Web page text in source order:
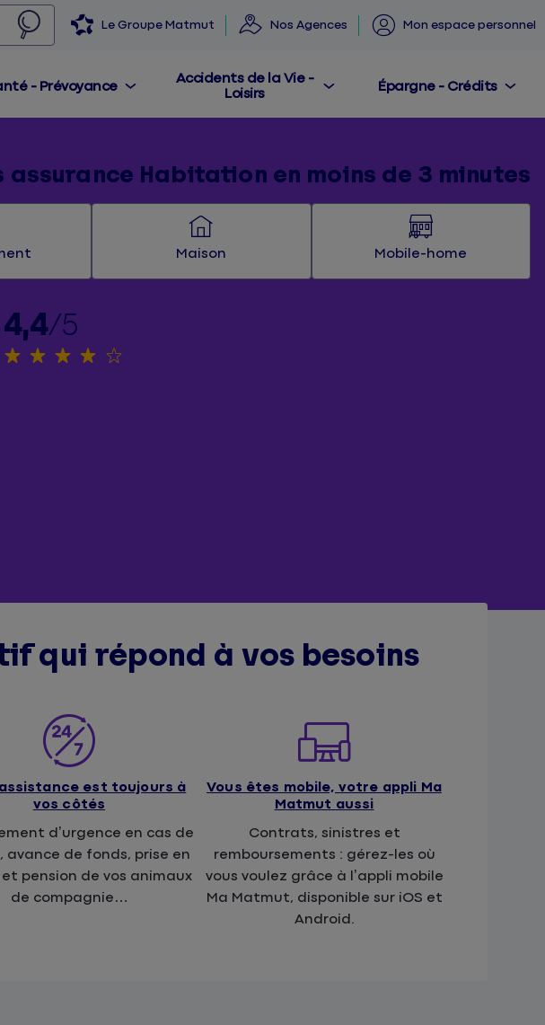
Le Groupe Matmut Nos Agences Mon espace personnel
- Prévoyance
Accidents de la Vie -
Loisirs
Épargne - Crédits
assurance Habitation en moins de 3 minutes
Maison Mobile-home
4,4/5
qui répond à vos besoins
est toujours à
vos côtés
d’urgence en cas de
avance de fonds, prise en
pension de vos animaux
de compagnie…
Vous êtes mobile, votre appli Ma
Matmut aussi
Contrats, sinistres et
remboursements : gérez-les où
vous voulez grâce à l’appli mobile
Ma Matmut, disponible sur iOS et
Android.